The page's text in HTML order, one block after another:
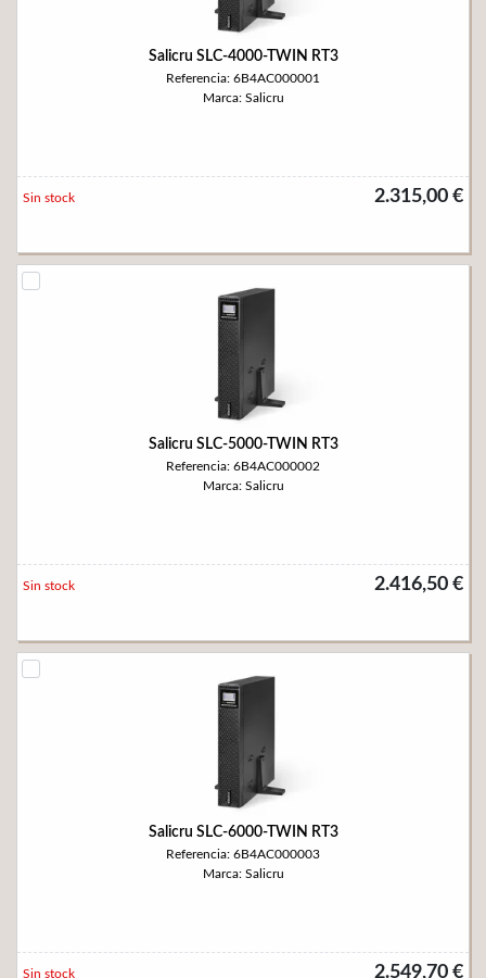
Salicru SLC-4000-TWIN RT3
Referencia: 6B4AC000001
Marca: Salicru
2.315,00 €
Sin stock
Salicru SLC-5000-TWIN RT3
Referencia: 6B4AC000002
Marca: Salicru
2.416,50 €
Sin stock
Salicru SLC-6000-TWIN RT3
Referencia: 6B4AC000003
Marca: Salicru
2.549,70 €
Sin stock